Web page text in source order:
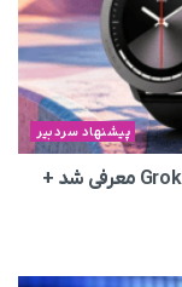
پیشنهاد سردبیر
ساعت هوشمند رولمی مجهز به ChatGPT و Grok معرفی شد +